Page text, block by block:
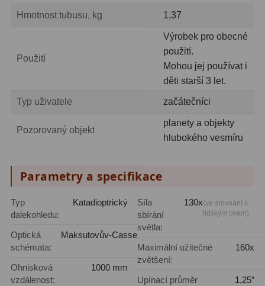
Motory a pohony
Upínací prvky
Ostatní 27
Zrcátka a hranoly60
Diagonální hranoly
Amici hranoly 45°
Hmotnost tubusu, kg 1,37
Použití
Výrobek pro obecné
použití.
Mohou jej používat i
děti starší 3 let.
Typ uživatele začátečníci
Pozorovaný objekt
planety a objekty
hlubokého vesmíru
Parametry a specifikace
Typ
dalekohledu:
Katadioptrický
Optická
schémata:
Maksutovův-Cassegrainův
Ohnisková
vzdálenost:
1000 mm
Síla
sbírání
světla:
130x(ve srovnání s
lidským okem)
Maximální užitečné
zvětšení:
160x
Upínací průměr
1,25″